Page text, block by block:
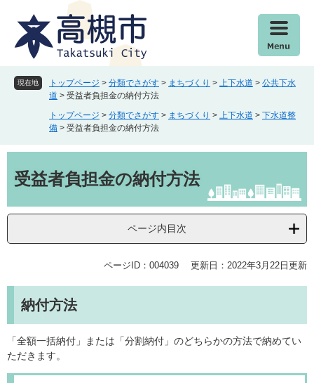
文
現在地 トップページ > 分類でさがす > まちづくり > 上下水道 > 公共下水
道 > 受益者負担金の納付方法
トップページ > 分類でさがす > まちづくり > 上下水道 > 下水道整
備 > 受益者負担金の納付方法
文受益者負担金の納付方法
ページ内目次
ページID：004039 更新日：2022年3月22日更新
納付方法
「全額一括納付」または「分割納付」のどちらかの方法で納めてい
ただきます。